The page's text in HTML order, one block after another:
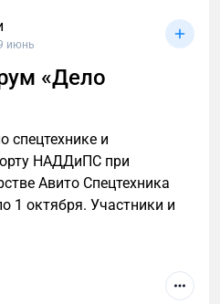
июнь
«Дело
спецтехнике и
НАДДиПС при
Авито Спецтехника
1 октября. Участники и